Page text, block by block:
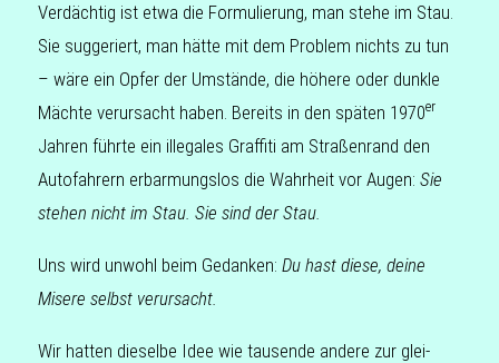
Ver­däch­tig ist etwa die For­mu­lie­rung, man stehe im Stau.
Sie sug­ge­riert, man hätte mit dem Pro­blem nichts zu tun
– wäre ein Opfer der Umstän­de, die höhere oder dunkle
Mächte ver­ur­sacht haben. Bereits in den späten 1970er
Jahren führte ein ille­ga­les Graf­fi­ti am Stra­ßen­rand den
Auto­fah­rern erbar­mungs­los die Wahr­heit vor Augen:Sie
stehen nicht im Stau. Sie sind der Stau.
Uns wird unwohl beim Gedan­ken:Du hast diese, deine
Misere selbst verursacht.
Wir hatten die­sel­be Idee wie tau­sen­de andere zur glei­